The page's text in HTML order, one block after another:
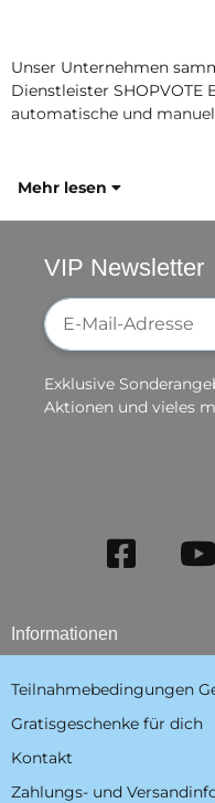
Unser Unternehmen
Dienstleister SHOPVOTE
automatische und
Mehr lesen
VIP Newsletter
Newsletter-
Exklusive
Aktionen und vieles
Informationen
Teilnahmebedingungen
Gratisgeschenke für dich
Kontakt
Zahlungs- und